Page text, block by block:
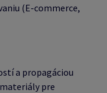
(E-commerce,
a propagáciou
pre